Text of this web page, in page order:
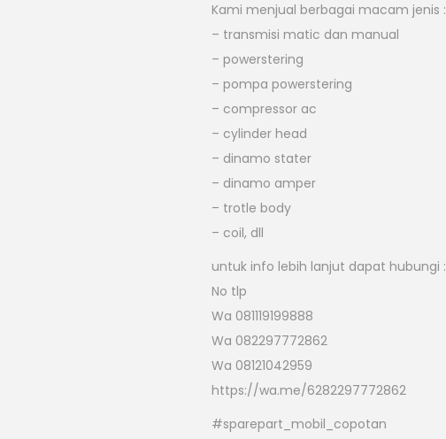
Kami menjual berbagai macam jenis :
– transmisi matic dan manual
– powerstering
– pompa powerstering
– compressor ac
– cylinder head
– dinamo stater
– dinamo amper
– trotle body
– coil, dll
untuk info lebih lanjut dapat hubungi :
No tlp
Wa 081119199888
Wa 082297772862
Wa 08121042959
https://wa.me/6282297772862
#sparepart_mobil_copotan